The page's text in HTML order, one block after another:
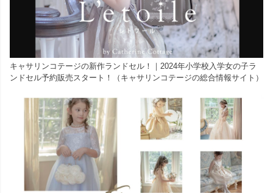
キャサリンコテージの新作ランドセル！｜2024年小学校入学女の子ラ
ンドセル予約販売スタート！（キャサリンコテージの総合情報サイト）